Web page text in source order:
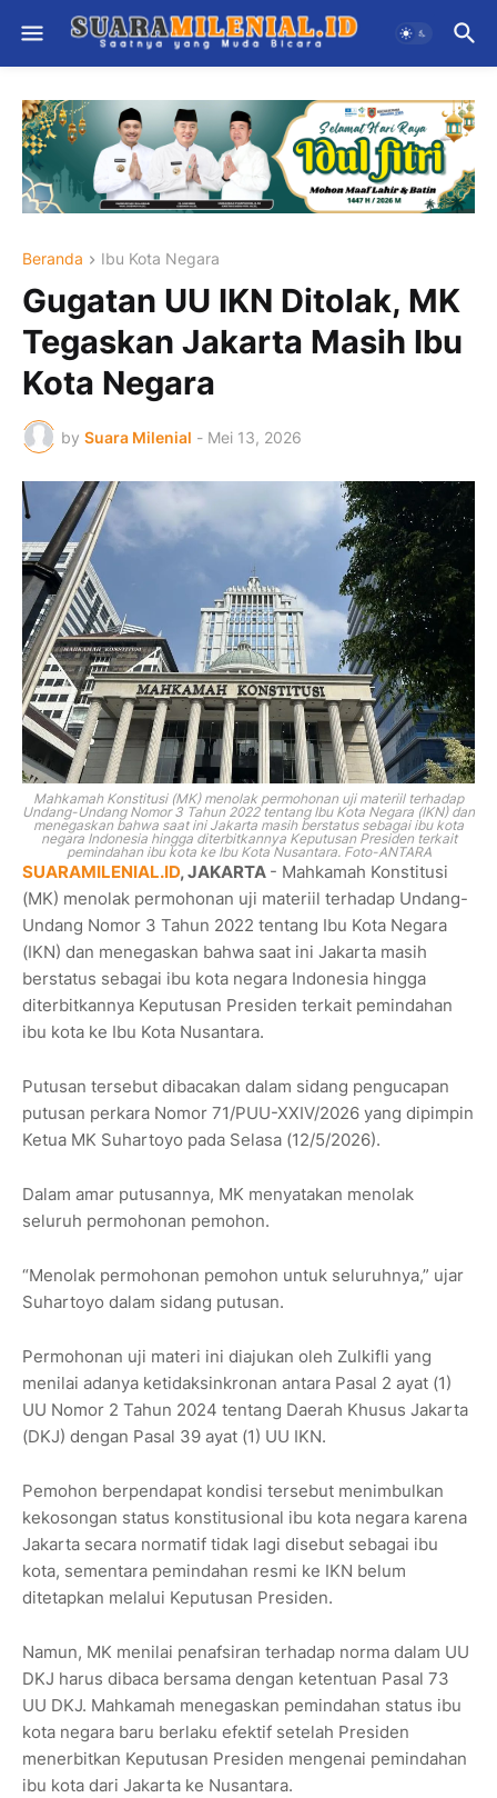
Beranda Ibu Kota Negara
Gugatan UU IKN Ditolak, MK
Tegaskan Jakarta Masih Ibu
Kota Negara
by Suara Milenial - Mei 13, 2026
Mahkamah Konstitusi (MK) menolak permohonan uji materiil terhadap
Undang-Undang Nomor 3 Tahun 2022 tentang Ibu Kota Negara (IKN) dan
menegaskan bahwa saat ini Jakarta masih berstatus sebagai ibu kota
negara Indonesia hingga diterbitkannya Keputusan Presiden terkait
pemindahan ibu kota ke Ibu Kota Nusantara. Foto-ANTARA
SUARAMILENIAL.ID, JAKARTA - Mahkamah Konstitusi
(MK) menolak permohonan uji materiil terhadap Undang-
Undang Nomor 3 Tahun 2022 tentang Ibu Kota Negara
(IKN) dan menegaskan bahwa saat ini Jakarta masih
berstatus sebagai ibu kota negara Indonesia hingga
diterbitkannya Keputusan Presiden terkait pemindahan
ibu kota ke Ibu Kota Nusantara.
Putusan tersebut dibacakan dalam sidang pengucapan
putusan perkara Nomor 71/PUU-XXIV/2026 yang dipimpin
Ketua MK Suhartoyo pada Selasa (12/5/2026).
Dalam amar putusannya, MK menyatakan menolak
seluruh permohonan pemohon.
“Menolak permohonan pemohon untuk seluruhnya,” ujar
Suhartoyo dalam sidang putusan.
Permohonan uji materi ini diajukan oleh Zulkifli yang
menilai adanya ketidaksinkronan antara Pasal 2 ayat (1)
UU Nomor 2 Tahun 2024 tentang Daerah Khusus Jakarta
(DKJ) dengan Pasal 39 ayat (1) UU IKN.
Pemohon berpendapat kondisi tersebut menimbulkan
kekosongan status konstitusional ibu kota negara karena
Jakarta secara normatif tidak lagi disebut sebagai ibu
kota, sementara pemindahan resmi ke IKN belum
ditetapkan melalui Keputusan Presiden.
Namun, MK menilai penafsiran terhadap norma dalam UU
DKJ harus dibaca bersama dengan ketentuan Pasal 73
UU DKJ. Mahkamah menegaskan pemindahan status ibu
kota negara baru berlaku efektif setelah Presiden
menerbitkan Keputusan Presiden mengenai pemindahan
ibu kota dari Jakarta ke Nusantara.